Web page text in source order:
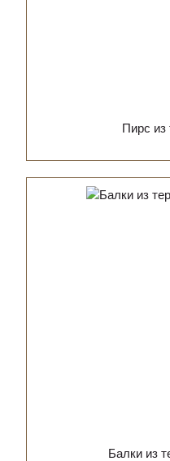
Пирс из
Балки из